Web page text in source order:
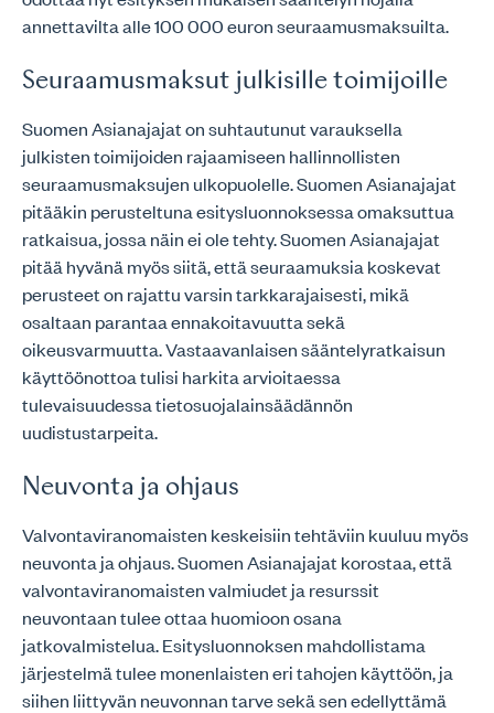
annettavilta alle 100 000 euron seuraamusmaksuilta.
Seuraamusmaksut julkisille toimijoille
Suomen Asianajajat on suhtautunut varauksella
julkisten toimijoiden rajaamiseen hallinnollisten
seuraamusmaksujen ulkopuolelle. Suomen Asianajajat
pitääkin perusteltuna esitysluonnoksessa omaksuttua
ratkaisua, jossa näin ei ole tehty. Suomen Asianajajat
pitää hyvänä myös siitä, että seuraamuksia koskevat
perusteet on rajattu varsin tarkkarajaisesti, mikä
osaltaan parantaa ennakoitavuutta sekä
oikeusvarmuutta. Vastaavanlaisen sääntelyratkaisun
käyttöönottoa tulisi harkita arvioitaessa
tulevaisuudessa tietosuojalainsäädännön
uudistustarpeita.
Neuvonta ja ohjaus
Valvontaviranomaisten keskeisiin tehtäviin kuuluu myös
neuvonta ja ohjaus. Suomen Asianajajat korostaa, että
valvontaviranomaisten valmiudet ja resurssit
neuvontaan tulee ottaa huomioon osana
jatkovalmistelua. Esitysluonnoksen mahdollistama
järjestelmä tulee monenlaisten eri tahojen käyttöön, ja
siihen liittyvän neuvonnan tarve sekä sen edellyttämä